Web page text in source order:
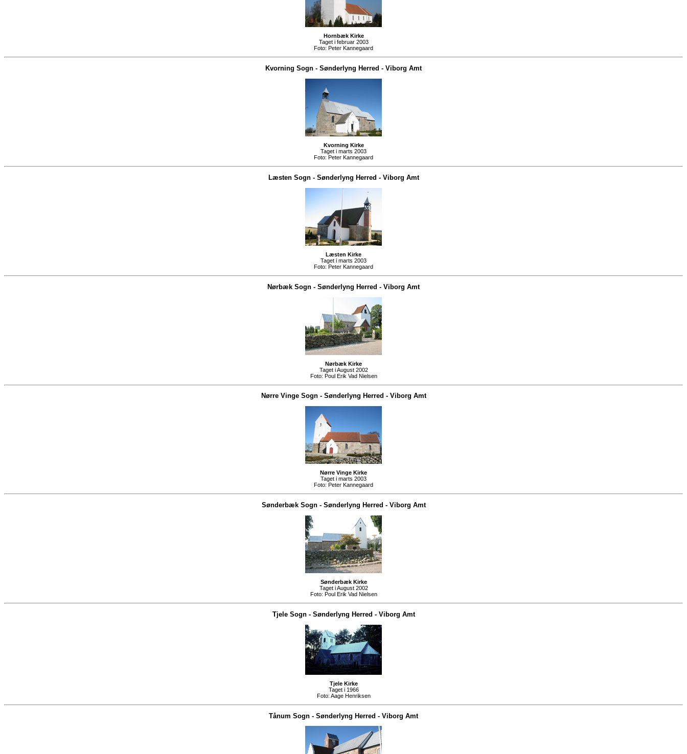
Hornbæk Kirke
Taget i februar 2003
Foto: Peter Kannegaard
Kvorning Sogn - Sønderlyng Herred - Viborg Amt
Kvorning Kirke
Taget i marts 2003
Foto: Peter Kannegaard
Læsten Sogn- Sønderlyng Herred - Viborg Amt
Læsten Kirke
Taget i marts 2003
Foto: Peter Kannegaard
Nørbæk Sogn - Sønderlyng Herred - Viborg Amt
Nørbæk Kirke
Taget i August 2002
Foto: Poul Erik Vad Nielsen
Nørre Vinge Sogn- Sønderlyng Herred - Viborg Amt
Nørre Vinge Kirke
Taget i marts 2003
Foto: Peter Kannegaard
Sønderbæk Sogn- Sønderlyng Herred - Viborg Amt
Sønderbæk Kirke
Taget i August 2002
Foto: Poul Erik Vad Nielsen
Tjele Sogn- Sønderlyng Herred - Viborg Amt
Tjele Kirke
Taget i 1966
Foto: Aage Henriksen
Tånum Sogn - Sønderlyng Herred - Viborg Amt